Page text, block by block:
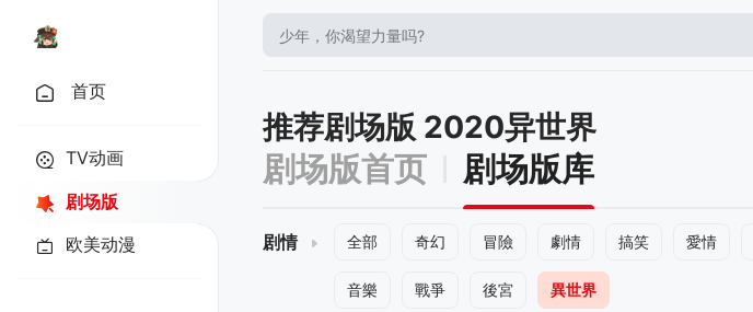
首页
TV动画
剧场版
欧美动漫
推荐剧场版 2020异世界
剧场版首页 剧场版库
剧情 全部 奇幻 冒險 劇情 搞笑 愛情
音樂 戰爭 後宮 異世界